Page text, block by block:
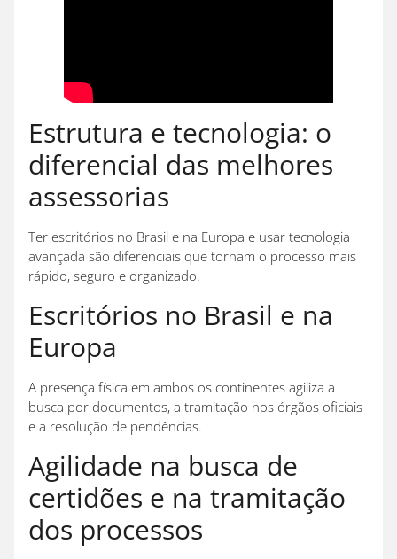
Estrutura e tecnologia: o
diferencial das melhores
assessorias
Ter escritórios no Brasil e na Europa e usar tecnologia
avançada são diferenciais que tornam o processo mais
rápido, seguro e organizado.
Escritórios no Brasil e na
Europa
A presença física em ambos os continentes agiliza a
busca por documentos, a tramitação nos órgãos oficiais
e a resolução de pendências.
Agilidade na busca de
certidões e na tramitação
dos processos